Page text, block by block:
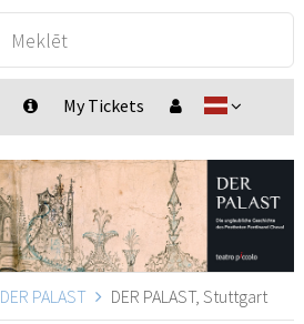
My Tickets
DER PALAST DER PALAST, Stuttgart